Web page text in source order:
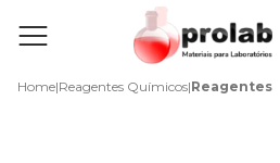
Home|Reagentes Químicos|Reagentes